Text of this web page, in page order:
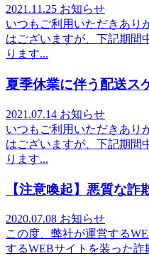
2021.11.25 お知らせ
いつもご利用いただきあり
はございますが、下記期間
ります...
夏季休業に伴う配送ス
2021.07.14 お知らせ
いつもご利用いただきあり
はございますが、下記期間
ります...
【注意喚起】悪質な
2020.07.08 お知らせ
この度、弊社が運営する
するWEBサイトを装った詐